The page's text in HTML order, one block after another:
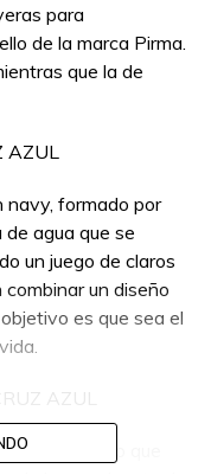
para
de la marca Pirma.
que la de
AZUL
navy, formado por
agua que se
un juego de claros
un diseño
es que sea el
un navy, lo que